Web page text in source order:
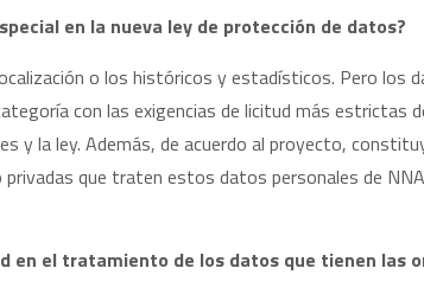
en la nueva ley de protección de datos?
o los históricos y estadísticos. Pero los
con las exigencias de licitud más estrictas
la ley. Además, de acuerdo al proyecto,
que traten estos datos personales de
en el tratamiento de los datos que tienen las